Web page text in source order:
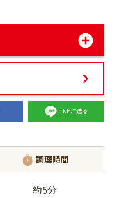
LINEに送る
timer 調理時間
約5分